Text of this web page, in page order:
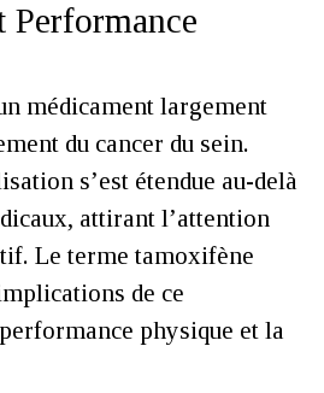
Performance
médicament largement
du cancer du sein.
s’est étendue au-delà
attirant l’attention
Le terme tamoxifène
de ce
physique et la